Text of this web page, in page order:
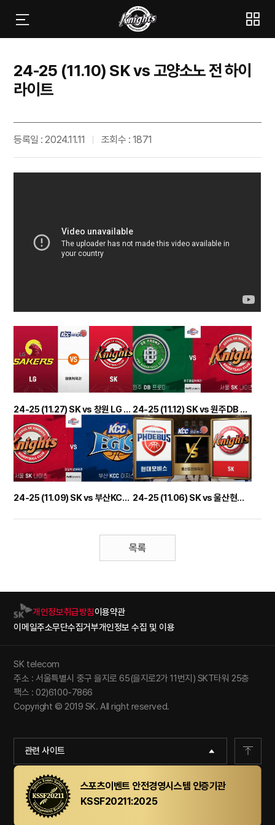
24-25 (11.10) SK vs 고양소노 전 하이
라이트
등록일 : 2024.11.11 조회수 : 1871
24-25 (11.27) SK vs 창원 LG 전 하이라이트 24-25 (11.12) SK vs 원주DB 전 하이라이트
24-25 (11.09) SK vs 부산KCC 전 하이라이트 24-25 (11.06) SK vs 울산현대모비스 전 하이라이트
목록
개인정보취급방침이용약관
이메일주소무단수집거부개인정보 수집 및 이용
관련 사이트
SK telecom
주소 : 서울특별시 중구 을지로 65(을지로2가 11번지) SKT타워 25층
팩스 : 02)6100-7866
Copyright © 2019 SK. All right reserved.
스포츠이벤트 안전경영시스템 인증기관
KSSF20211:2025